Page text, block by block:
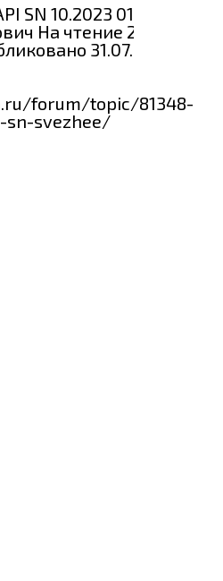
На чтение 2 мин
31.07.2024
forum/topic/81348-
sn-svezhee/